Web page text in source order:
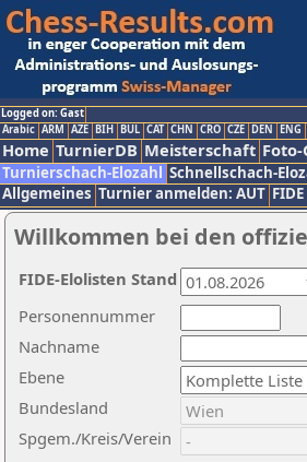
Logged on: Gast
Arabic ARM AZE BIH BUL CAT CHN CRO CZE DEN ENG
Home TurnierDB Meisterschaft
Turnierschach-Elozahl Schnellschach-
Allgemeines Turnier anmelden: AUT FIDE
Willkommen bei den
Nachname
Ebene
Personennummer
Bundesland
Spgem./Kreis/Verein
FIDE-Elolisten Stand